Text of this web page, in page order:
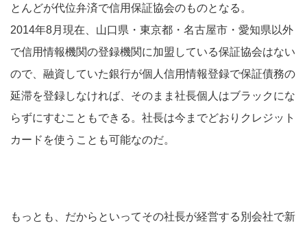
とんどが代位弁済で信用保証協会のものとなる。
2014年8月現在、山口県・東京都・名古屋市・愛知県以外
で信用情報機関の登録機関に加盟している保証協会はない
ので、融資していた銀行が個人信用情報登録で保証債務の
延滞を登録しなければ、そのまま社長個人はブラックにな
らずにすむこともできる。社長は今までどおりクレジット
カードを使うことも可能なのだ。
もっとも、だからといってその社長が経営する別会社で新